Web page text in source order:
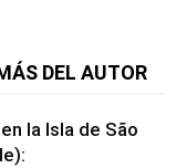
DEL AUTOR
la Isla de São